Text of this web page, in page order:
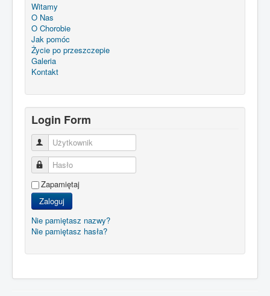
Witamy
O Nas
O Chorobie
Jak pomóc
Życie po przeszczepie
Galeria
Kontakt
Login Form
Użytkownik
Hasło
Zapamiętaj
Zaloguj
Nie pamiętasz nazwy?
Nie pamiętasz hasła?